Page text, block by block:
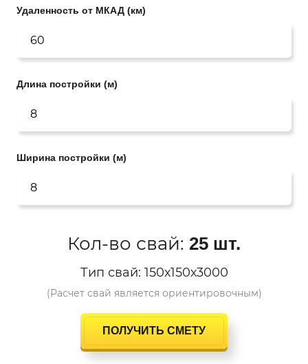
Удаленность от МКАД (км)
Длина постройки (м)
Ширина постройки (м)
Кол-во свай: 25 шт.
Тип свай: 150х150х3000
(Расчет свай является ориентировочным)
ПОЛУЧИТЬ СМЕТУ